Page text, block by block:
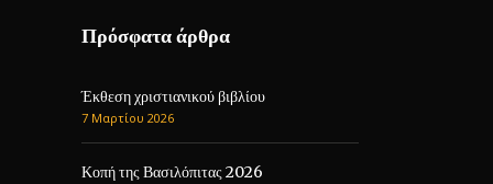
Πρόσφατα άρθρα
Έκθεση χριστιανικού βιβλίου
7 Μαρτίου 2026
Κοπή της Βασιλόπιτας 2026